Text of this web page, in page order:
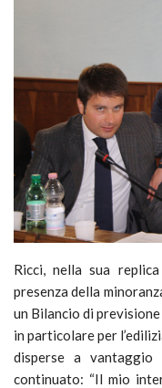
Ricci, nella sua
presenza della
un Bilancio di
in particolare per
disperse a
continuato: “Il mio